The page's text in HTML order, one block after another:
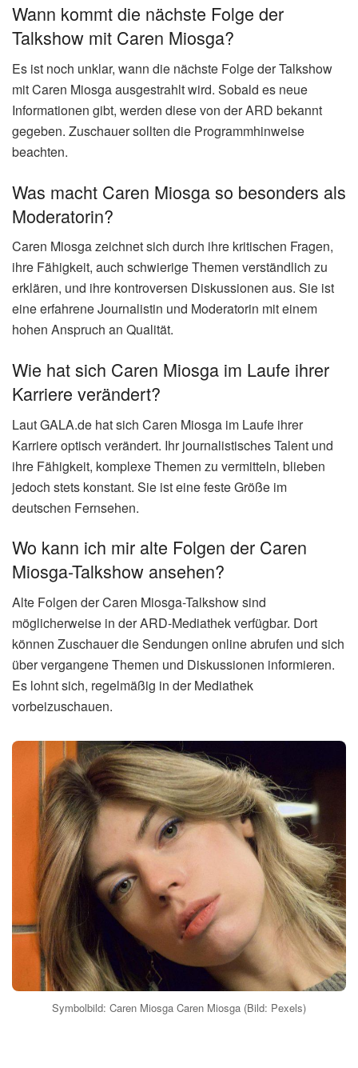
Wann kommt die nächste Folge der
Talkshow mit Caren Miosga?
Es ist noch unklar, wann die nächste Folge der Talkshow
mit Caren Miosga ausgestrahlt wird. Sobald es neue
Informationen gibt, werden diese von der ARD bekannt
gegeben. Zuschauer sollten die Programmhinweise
beachten.
Was macht Caren Miosga so besonders als
Moderatorin?
Caren Miosga zeichnet sich durch ihre kritischen Fragen,
ihre Fähigkeit, auch schwierige Themen verständlich zu
erklären, und ihre kontroversen Diskussionen aus. Sie ist
eine erfahrene Journalistin und Moderatorin mit einem
hohen Anspruch an Qualität.
Wie hat sich Caren Miosga im Laufe ihrer
Karriere verändert?
Laut GALA.de hat sich Caren Miosga im Laufe ihrer
Karriere optisch verändert. Ihr journalistisches Talent und
ihre Fähigkeit, komplexe Themen zu vermitteln, blieben
jedoch stets konstant. Sie ist eine feste Größe im
deutschen Fernsehen.
Wo kann ich mir alte Folgen der Caren
Miosga-Talkshow ansehen?
Alte Folgen der Caren Miosga-Talkshow sind
möglicherweise in der ARD-Mediathek verfügbar. Dort
können Zuschauer die Sendungen online abrufen und sich
über vergangene Themen und Diskussionen informieren.
Es lohnt sich, regelmäßig in der Mediathek
vorbeizuschauen.
Symbolbild: Caren Miosga Caren Miosga (Bild: Pexels)